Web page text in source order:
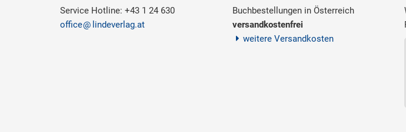
Service Hotline: +43 1 24 630
office
lindeverlag.at
Buchbestellungen in Österreich
versandkostenfrei
weitere Versandkosten